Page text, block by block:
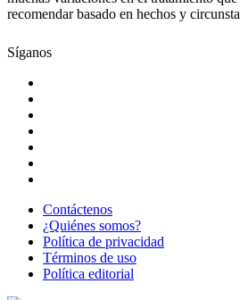
recomendar basado en hechos y
Síganos
Contáctenos
¿Quiénes somos?
Política de privacidad
Términos de uso
Política editorial